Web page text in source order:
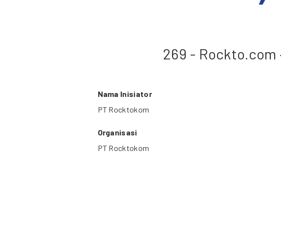
269 - Rockto.com
Nama Inisiator
PT Rocktokom
Organisasi
PT Rocktokom